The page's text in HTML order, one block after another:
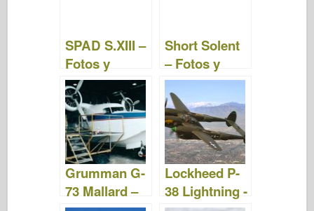
SPAD S.XIII –
Fotos y
Videos
Short Solent
– Fotos y
Videos
Grumman G-
73 Mallard –
Lockheed P-
38 Lightning -